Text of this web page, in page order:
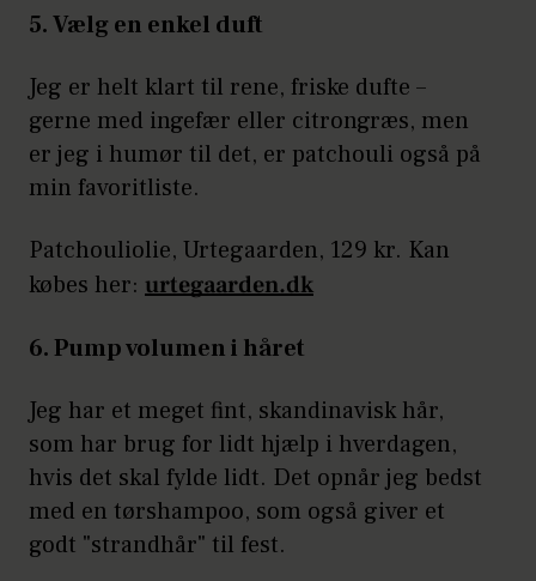
5. Vælg en enkel duft
Jeg er helt klart til rene, friske dufte –
gerne med ingefær eller citrongræs, men
er jeg i humør til det, er patchouli også på
min favoritliste.
Patchouliolie, Urtegaarden, 129 kr. Kan
købes her: urtegaarden.dk
6. Pump volumen i håret
Jeg har et meget fint, skandinavisk hår,
som har brug for lidt hjælp i hverdagen,
hvis det skal fylde lidt. Det opnår jeg bedst
med en tørshampoo, som også giver et
godt "strandhår" til fest.